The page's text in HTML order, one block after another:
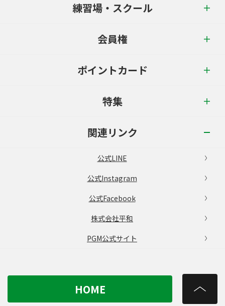
練習場・スクール
会員権
ポイントカード
特集
関連リンク
公式LINE
公式Instagram
公式Facebook
株式会社平和
PGM公式サイト
HOME